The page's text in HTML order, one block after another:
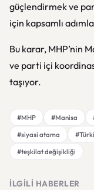
güçlendirmek ve
için kapsamlı
Bu karar, MHP’nin
ve parti içi
taşıyor.
#MHP #Manisa
#siyasi atama
#teşkilat değişikliği
İLGILI HABERLER